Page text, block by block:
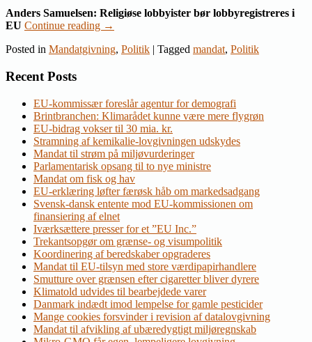
Anders Samuelsen: Religiøse lobbyister bør lobbyregistreres i
EU Continue reading →
Posted in Mandatgivning, Politik | Tagged mandat, Politik
Recent Posts
EU-kommissær foreslår agentur for demografi
Brintbranchen: Klimarådet kunne være mere flygrøn
EU-bidrag vokser til 30 mia. kr.
Stramning af kemikalie-lovgivningen udskydes
Mandat til strøm på miljøvurderinger
Parlamentarisk opsang til to nye ministre
Mandat om fisk og hav
EU-erklæring løfter færøsk håb om markedsadgang
Svensk-dansk entente mod EU-kommissionen om
finansiering af elnet
Iværksættere presser for et ”EU Inc.”
Trekantsopgør om grænse- og visumpolitik
Koordinering af beredskaber opgraderes
Mandat til EU-tilsyn med store værdipapirhandlere
Smutture over grænsen efter cigaretter bliver dyrere
Klimatold udvides til bearbejdede varer
Danmark indædt imod lempelse for gamle pesticider
Mange cookies forsvinder i revision af datalovgivning
Mandat til afvikling af ubæredygtigt miljøregnskab